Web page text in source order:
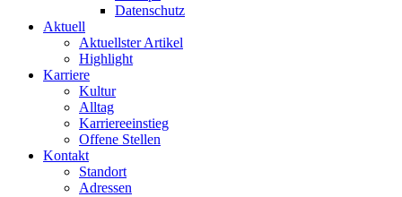
Datenschutz
Aktuell
Aktuellster Artikel
Highlight
Karriere
Kultur
Alltag
Karriereeinstieg
Offene Stellen
Kontakt
Standort
Adressen